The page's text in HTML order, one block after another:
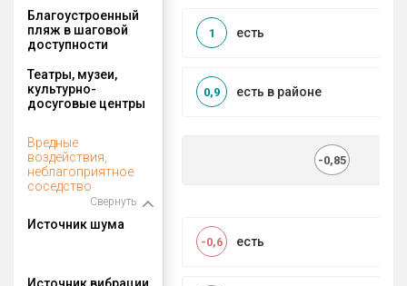
Благоустроенный
пляж в шаговой
доступности
есть
1
Театры, музеи,
культурно-
досуговые центры
есть в районе
0,9
Вредные
воздействия,
неблагоприятное
соседство
Свернуть
-0,85
Источник шума
есть
-0,6
Источник вибрации